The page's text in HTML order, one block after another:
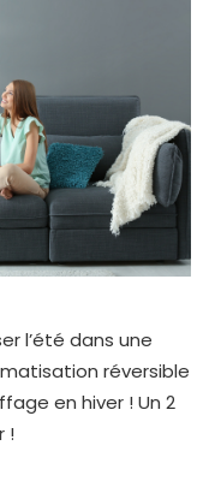
l’été dans une
réversible
en hiver ! Un 2
!